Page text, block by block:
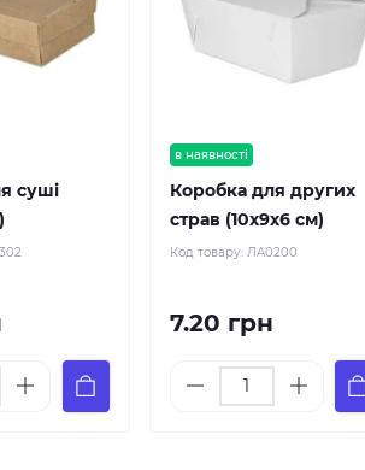
суші
в наявності
Коробка для других
страв (10х9х6 см)
Код товару: ЛА0200
7.20 грн